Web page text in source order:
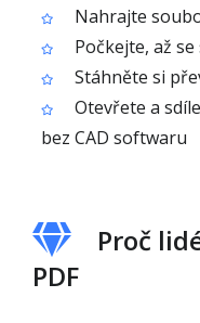
Nahrajte
Počkejte, až
Stáhněte si
Otevřete a
bez CAD softwaru
Proč
PDF